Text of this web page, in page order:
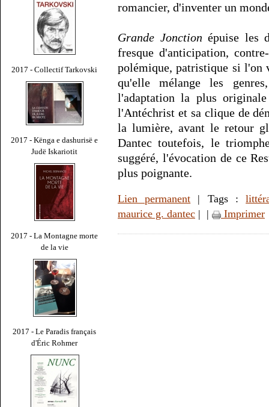
2017 - Collectif Tarkovski
2017 - Kënga e dashurisë e
Judë Iskariotit
2017 - La Montagne morte
de la vie
2017 - Le Paradis français
d'Éric Rohmer
romancier, d'inventer un
Grande Jonction épuise les
fresque d'anticipation,
polémique, patristique si l'on
qu'elle mélange les
l'adaptation la plus
l'Antéchrist et sa clique de
la lumière, avant le retour
Dantec toutefois, le
suggéré, l'évocation de ce
plus poignante.
Lien permanent | Tags :
maurice g. dantec | | Imprimer